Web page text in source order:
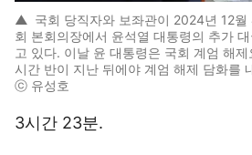
▲ 국회 당직자와 보좌관이 2024년 12
회 본회의장에서 윤석열 대통령의 추가
고 있다. 이날 윤 대통령은 국회 계엄 해
시간 반이 지난 뒤에야 계엄 해제 담화를
ⓒ 유성호
3시간 23분.